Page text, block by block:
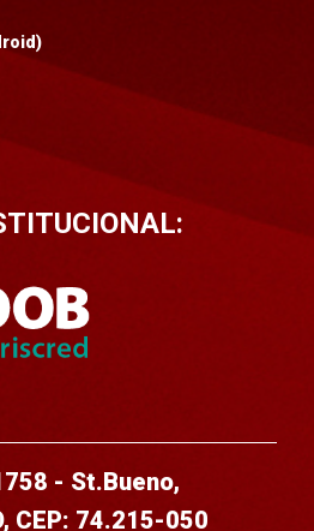
- St.Bueno,
CEP: 74.215-050